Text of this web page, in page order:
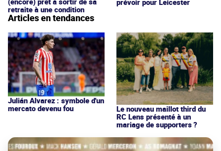
retraite à une condition
prévoir pour Leicester
Articles en tendances
Julián Alvarez : symbole d'un
mercato devenu fou
Le nouveau maillot third du
RC Lens présenté à un
mariage de supporters ?